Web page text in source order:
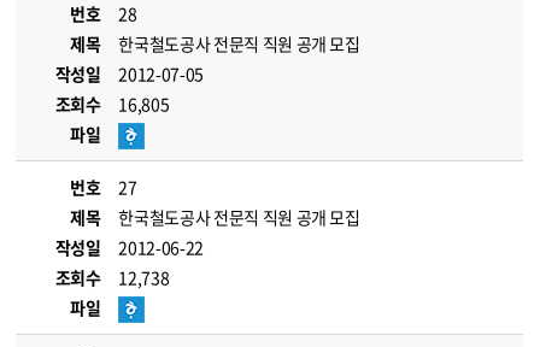
번호
28
제목
한국철도공사 전문직 직원 공개 모집
작성일
2012-07-05
조회수
16,805
파일
번호
27
제목
한국철도공사 전문직 직원 공개 모집
작성일
2012-06-22
조회수
12,738
파일